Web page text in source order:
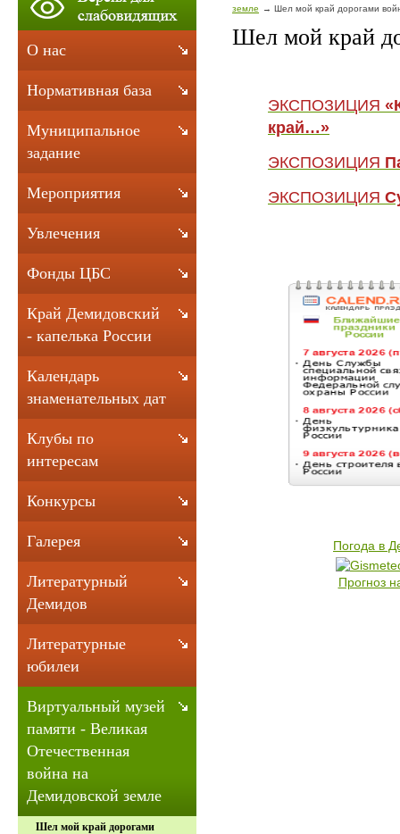
земле
Шел мой край дорогами
Шел мой край
ЭКСПОЗИЦИЯ
край…»
ЭКСПОЗИЦИЯ
ЭКСПОЗИЦИЯ
Погода в
Прогноз
О нас
Нормативная база
Муниципальное
задание
Мероприятия
Увлечения
Фонды ЦБС
Край Демидовский
- капелька России
Календарь
знаменательных дат
Клубы по
интересам
Конкурсы
Галерея
Литературный
Демидов
Литературные
юбилеи
Виртуальный музей
памяти - Великая
Отечественная
война на
Демидовской земле
Шел мой край дорогами